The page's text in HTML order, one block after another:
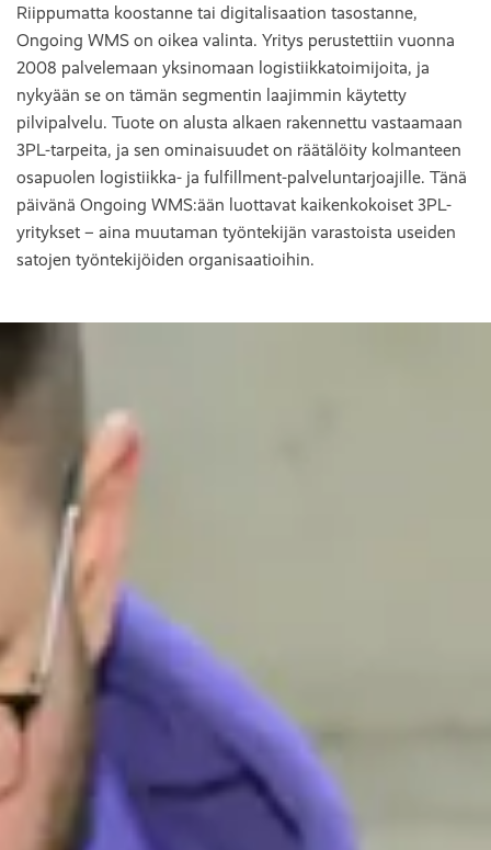
Riippumatta koostanne tai digitalisaation tasostanne,
Ongoing WMS on oikea valinta. Yritys perustettiin vuonna
2008 palvelemaan yksinomaan logistiikkatoimijoita, ja
nykyään se on tämän segmentin laajimmin käytetty
pilvipalvelu. Tuote on alusta alkaen rakennettu vastaamaan
3PL-tarpeita, ja sen ominaisuudet on räätälöity kolmanteen
osapuolen logistiikka- ja fulfillment-palveluntarjoajille. Tänä
päivänä Ongoing WMS:ään luottavat kaikenkokoiset 3PL-
yritykset – aina muutaman työntekijän varastoista useiden
satojen työntekijöiden organisaatioihin.